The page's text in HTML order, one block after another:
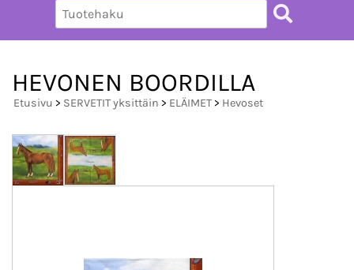
HEVONEN BOORDILLA
Etusivu > SERVETIT yksittäin > ELÄIMET> Hevoset